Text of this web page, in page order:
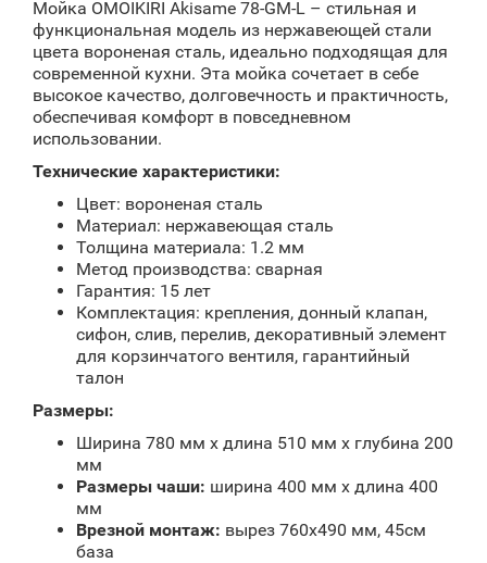
Мойка OMOIKIRI Akisame 78-GM-L – стильная и
функциональная модель из нержавеющей стали
цвета вороненая сталь, идеально подходящая для
современной кухни. Эта мойка сочетает в себе
высокое качество, долговечность и практичность,
обеспечивая комфорт в повседневном
использовании.
Технические характеристики:
Цвет: вороненая сталь
Материал: нержавеющая сталь
Толщина материала: 1.2 мм
Метод производства: сварная
Гарантия: 15 лет
Комплектация: крепления, донный клапан,
сифон, слив, перелив, декоративный элемент
для корзинчатого вентиля, гарантийный
талон
Размеры:
Ширина 780 мм x длина 510 мм x глубина 200
мм
Размеры чаши: ширина 400 мм x длина 400
мм
Врезной монтаж: вырез 760x490 мм, 45см
база